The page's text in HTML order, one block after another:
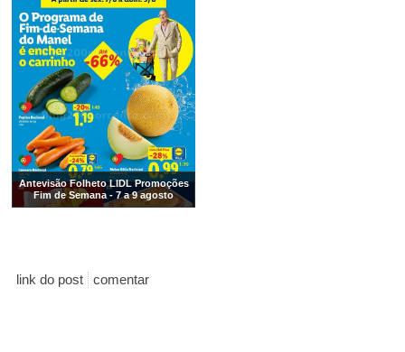
Antevisão Folheto LIDL Promoções
Fim de Semana - 7 a 9 agosto
link do post comentar